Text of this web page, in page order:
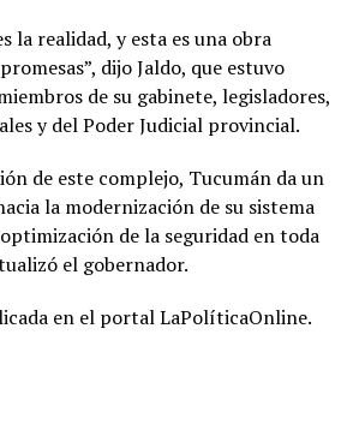
la realidad, y esta es una obra
dijo Jaldo, que estuvo
de su gabinete, legisladores,
y del Poder Judicial provincial.
de este complejo, Tucumán da un
la modernización de su sistema
de la seguridad en toda
el gobernador.
en el portal LaPolíticaOnline.